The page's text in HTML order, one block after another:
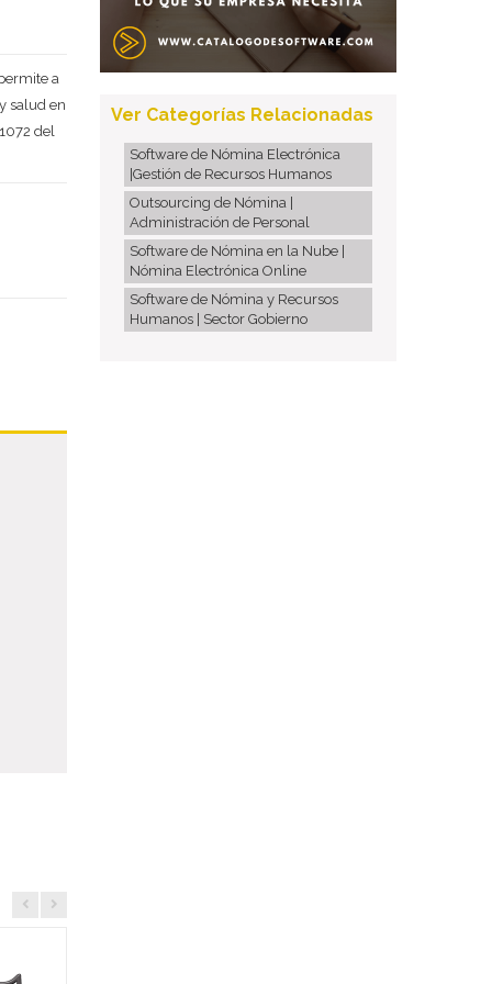
Deseo recibir información de otros Productos / Servicios
similares al solicitado
NO
Al enviar este formulario aceptas nuestra
tratamiento datos personales.
Enviar
a
salud en
del
Ver Categorías Relacionadas
Software de Nómina Electrónica
|Gestión de Recursos Humanos
Outsourcing de Nómina |
Administración de Personal
Software de Nómina en la Nube |
Nómina Electrónica Online
Software de Nómina y Recursos
Humanos | Sector Gobierno